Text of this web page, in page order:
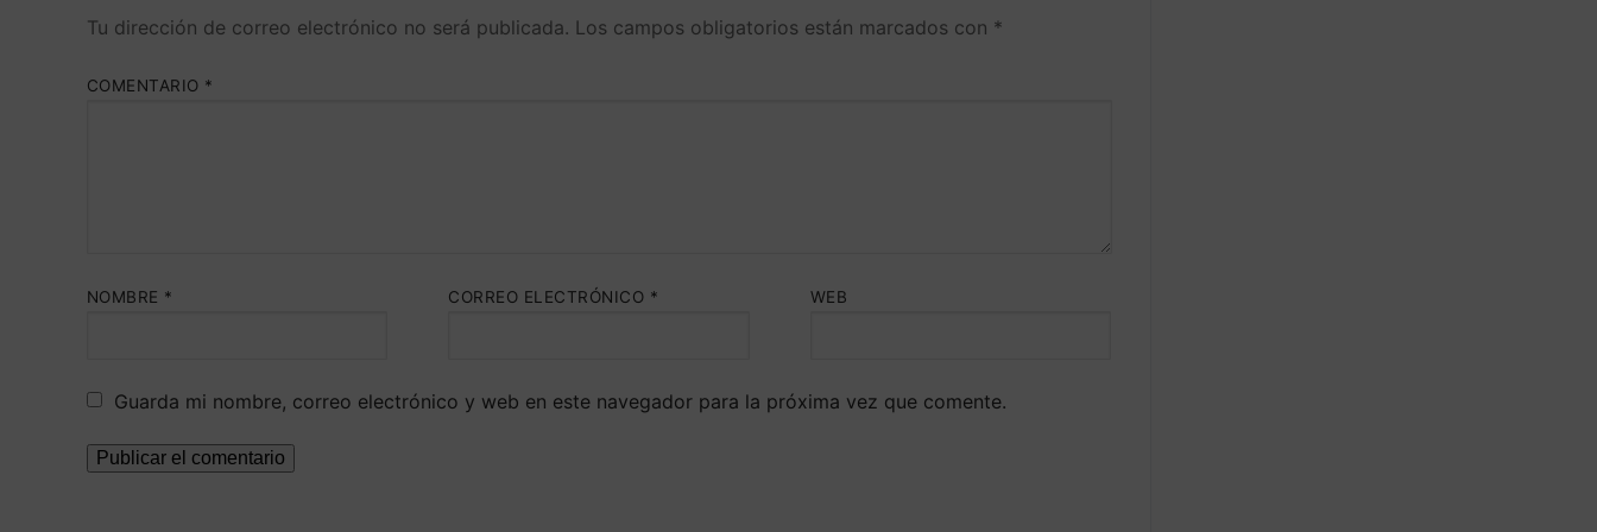
Tu dirección de correo electrónico no será publicada. Los campos obligatorios están marcados con *
COMENTARIO *
NOMBRE * CORREO ELECTRÓNICO * WEB
Guarda mi nombre, correo electrónico y web en este navegador para la próxima vez que comente.